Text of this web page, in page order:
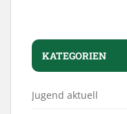
KATEGORIEN
Jugend aktuell